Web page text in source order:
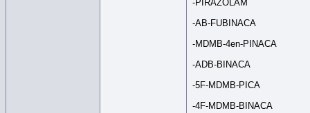
-PIRAZOLAM
-AB-FUBINACA
-MDMB-4en-PINACA
-ADB-BINACA
-5F-MDMB-PICA
-4F-MDMB-BINACA